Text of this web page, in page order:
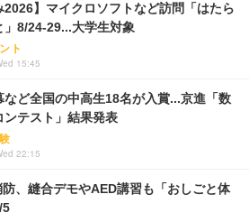
2026】マイクロソフトなど訪問「はたら
」8/24-29...大学生対象
ト
15:45
など全国の中高生18名が入賞...京進「数
ンテスト」結果発表
22:15
、縫合デモやAED講習も「おしごと体
5